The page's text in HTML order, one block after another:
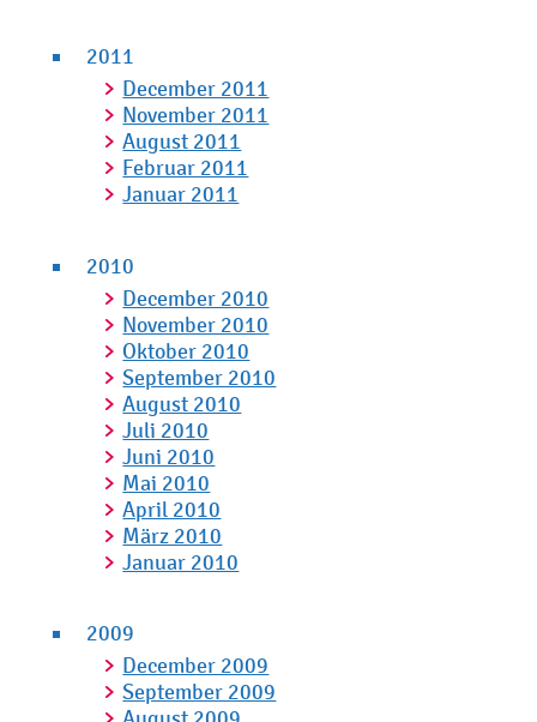
2011
December 2011
November 2011
August 2011
Februar 2011
Januar 2011
2010
December 2010
November 2010
Oktober 2010
September 2010
August 2010
Juli 2010
Juni 2010
Mai 2010
April 2010
März 2010
Januar 2010
2009
December 2009
September 2009